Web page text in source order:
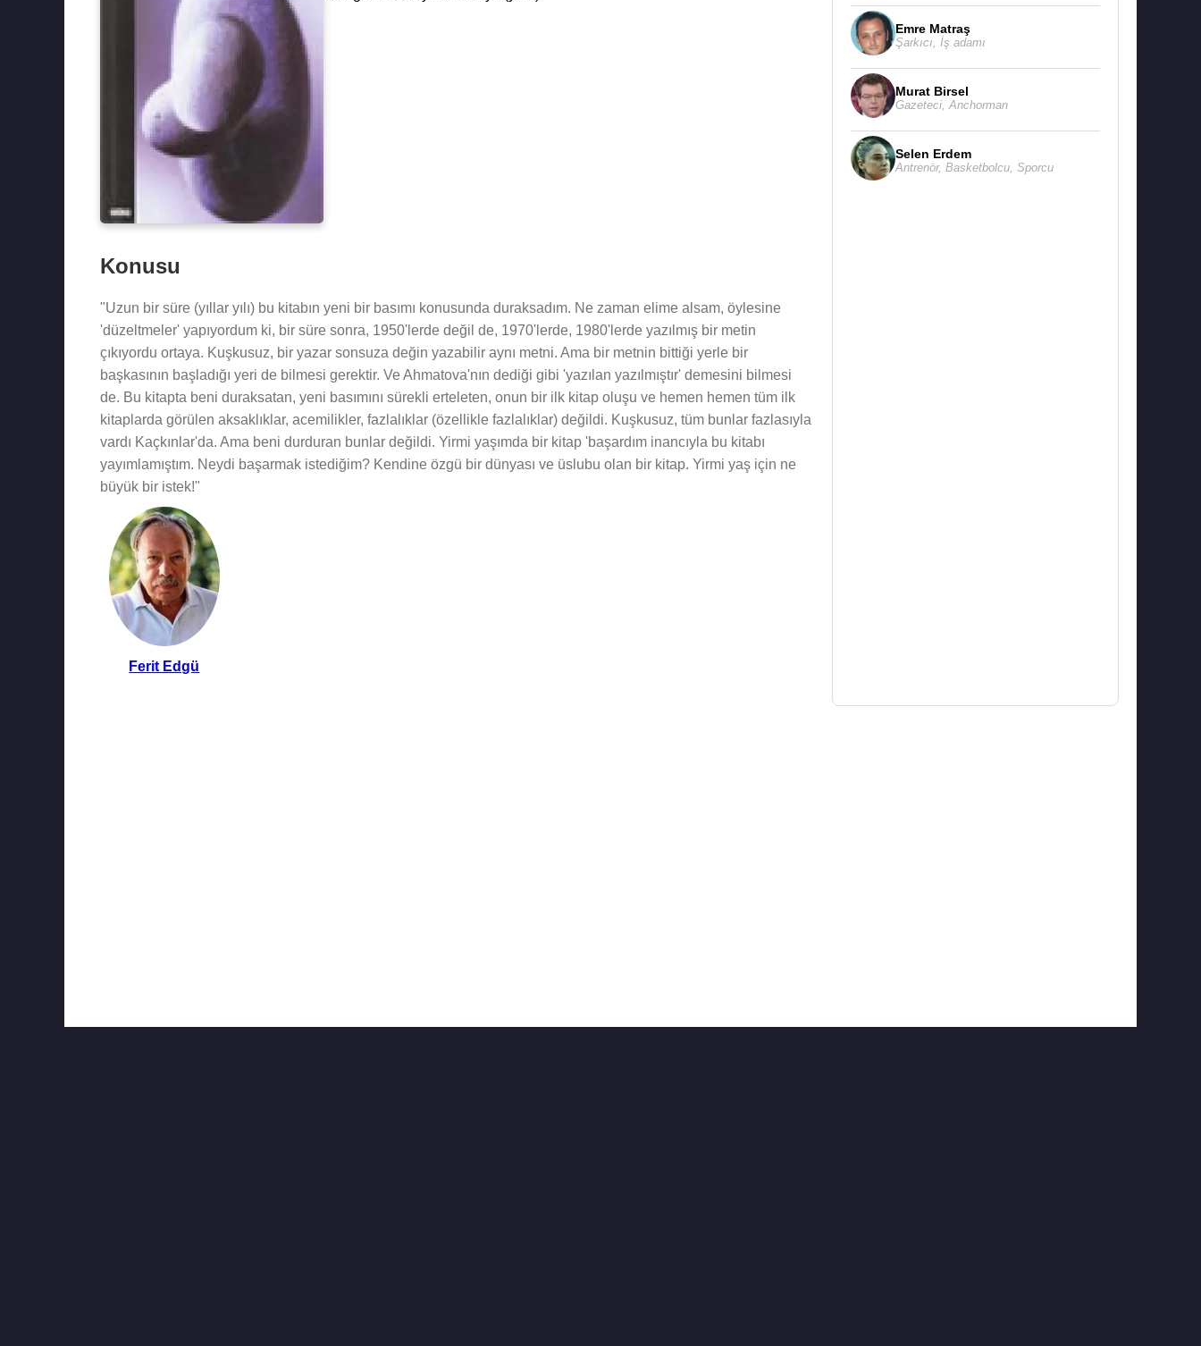
Konusu
"Uzun bir süre (yıllar yılı) bu kitabın yeni bir basımı konusunda duraksadım. Ne zaman elime alsam, öylesine
'düzeltmeler' yapıyordum ki, bir süre sonra, 1950'lerde değil de, 1970'lerde, 1980'lerde yazılmış bir metin
çıkıyordu ortaya. Kuşkusuz, bir yazar sonsuza değin yazabilir aynı metni. Ama bir metnin bittiği yerle bir
başkasının başladığı yeri de bilmesi gerektir. Ve Ahmatova'nın dediği gibi 'yazılan yazılmıştır' demesini bilmesi
de. Bu kitapta beni duraksatan, yeni basımını sürekli erteleten, onun bir ilk kitap oluşu ve hemen hemen tüm ilk
kitaplarda görülen aksaklıklar, acemilikler, fazlalıklar (özellikle fazlalıklar) değildi. Kuşkusuz, tüm bunlar fazlasıyla
vardı Kaçkınlar'da. Ama beni durduran bunlar değildi. Yirmi yaşımda bir kitap 'başardım inancıyla bu kitabı
yayımlamıştım. Neydi başarmak istediğim? Kendine özgü bir dünyası ve üslubu olan bir kitap. Yirmi yaş için ne
büyük bir istek!"
Ferit Edgü
Emre Matraş
Şarkıcı İş adamı
Murat Birsel
Gazeteci, Anchorman
Selen Erdem
Antrenör, Basketbolcu, Sporcu